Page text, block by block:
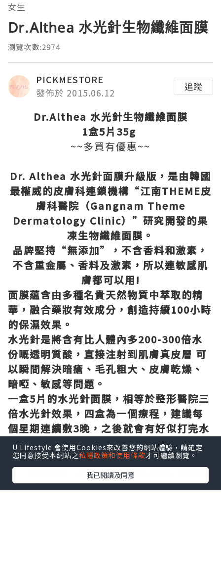
女生
Dr.Althea 水光針生物纖維面膜
瀏覽次數:2974
PICKMESTORE
發佈於 2015.06.12
追蹤
Dr.Althea 水光針生物纖維面膜
1盒5片 35g
~~多買有優惠~~
Dr. Althea 水光針面膜升級版，是由韓國
最權威的皮膚科連鎖機構 “江南THEME皮
膚科醫院（Gangnam Theme
Dermatology Clinic） ” 研究開發的果
凍生物纖維面膜。
品牌堅持 “無添加”
，不含香料和激素，
不含重金屬、香料及激素，所以連敏感肌
膚都可以用!
面膜藴含由多種名貴天然物質中萃取的精
華，融合藥妝有效成分，創造持續100小時
的保濕效果。
水光針是將含有比人體內多200-300倍水
份嘅透明質酸，直接注射到肌膚真皮層 可
以瞬間解決暗瘡、毛孔粗大、皮膚乾燥、
暗啞、敏感等問題。
一盒5片的水光針面膜，相等於整形醫院三
倍水光針效果，四盒為一個療程，建議每
個星期連續敷3晚，之後就會有好似打完水
光針既神奇效果喇！
功效:深層補濕,緊致毛孔,美白,抗敏降
紅
撫平細紋,淡化痘印
增加皮
膚彈性
U Lifestyle 會使用Cookies來改善您的網站體驗，請確定
您同意接受本網站之私隱政策和使用條款才可繼續瀏覽。
我已閱讀及同意